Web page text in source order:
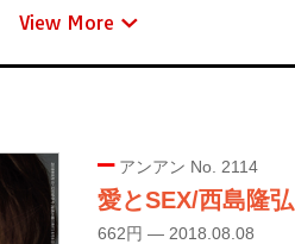
View More
アンアン No. 2114
愛とSEX/西島隆弘
662円 — 2018.08.08